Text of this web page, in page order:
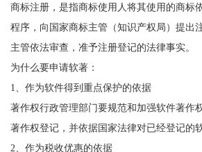
商标注册，是指商标使用人将其使用的商标
程序，向国家商标主管（知识产权局）提出
主管依法审查，准予注册登记的法律事实。
为什么要申请软著：
1、作为软件得到重点保护的依据
著作权行政管理部门要规范和加强软件著作
著作权登记，并依据国家法律对已经登记的
2、作为税收优惠的依据